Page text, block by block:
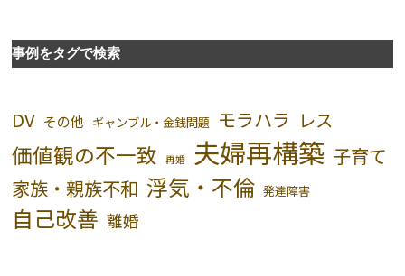
事例をタグで検索
DV その他 ギャンブル・金銭問題 モラハラ レス
価値観の不一致 再婚 夫婦再構築 子育て
家族・親族不和 浮気・不倫 発達障害
自己改善 離婚